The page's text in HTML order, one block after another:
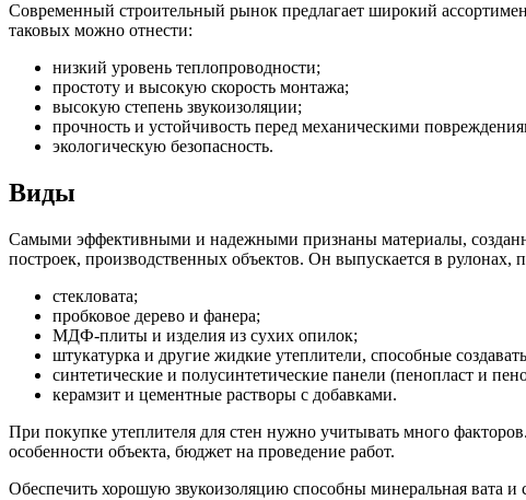
Современный строительный рынок предлагает широкий
таковых можно отнести:
низкий уровень теплопроводности;
простоту и высокую скорость монтажа;
высокую степень звукоизоляции;
прочность и устойчивость перед механическими
экологическую безопасность.
Виды
Самыми эффективными и надежными признаны материалы,
построек, производственных объектов. Он выпускается в
стекловата;
пробковое дерево и фанера;
МДФ-плиты и изделия из сухих опилок;
штукатурка и другие жидкие утеплители, способные
синтетические и полусинтетические панели (пенопласт и
керамзит и цементные растворы с добавками.
При покупке утеплителя для стен нужно учитывать много
особенности объекта, бюджет на проведение работ.
Обеспечить хорошую звукоизоляцию способны минеральная вата